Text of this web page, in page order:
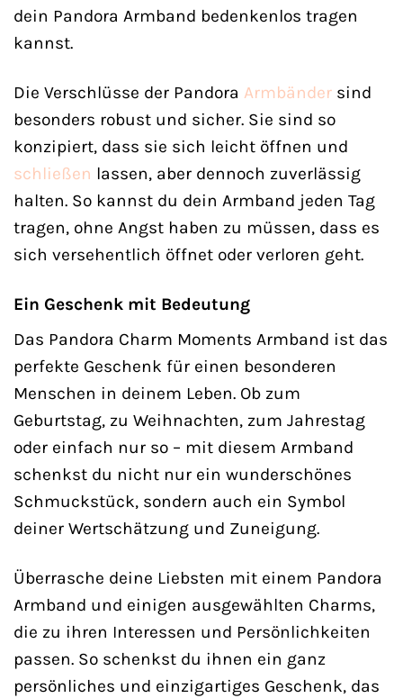
dein Pandora Armband bedenkenlos tragen
kannst.
Die Verschlüsse der Pandora Armbänder sind
besonders robust und sicher. Sie sind so
konzipiert, dass sie sich leicht öffnen und
schließen lassen, aber dennoch zuverlässig
halten. So kannst du dein Armband jeden Tag
tragen, ohne Angst haben zu müssen, dass es
sich versehentlich öffnet oder verloren geht.
Ein Geschenk mit Bedeutung
Das Pandora Charm Moments Armband ist das
perfekte Geschenk für einen besonderen
Menschen in deinem Leben. Ob zum
Geburtstag, zu Weihnachten, zum Jahrestag
oder einfach nur so – mit diesem Armband
schenkst du nicht nur ein wunderschönes
Schmuckstück, sondern auch ein Symbol
deiner Wertschätzung und Zuneigung.
Überrasche deine Liebsten mit einem Pandora
Armband und einigen ausgewählten Charms,
die zu ihren Interessen und Persönlichkeiten
passen. So schenkst du ihnen ein ganz
persönliches und einzigartiges Geschenk, das